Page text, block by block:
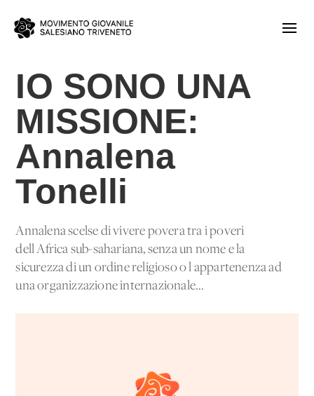
IO SONO UNA
MISSIONE:
Annalena
Tonelli
Annalena scelse di vivere povera tra i poveri
dell'Africa sub-sahariana, senza un nome e la
sicurezza di un ordine religioso o l'appartenenza ad
una organizzazione internazionale...